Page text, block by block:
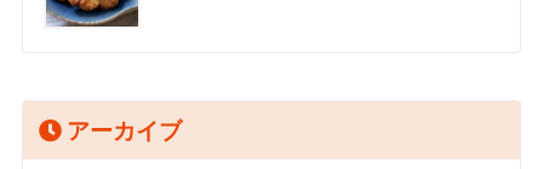
アーカイブ